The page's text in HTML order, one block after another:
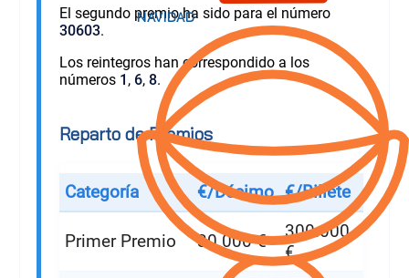
El segundo premio ha sido para el número
30603.
Los reintegros han correspondido a los
números 1 , 6, 8.
Reparto de Premios
Categoría €/Décimo €/Billete
Primer Premio 30.000 €
300.000
€